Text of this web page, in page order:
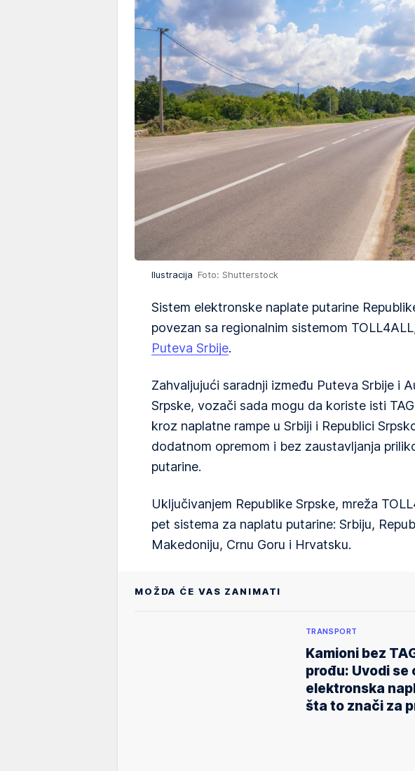
Ilustracija Foto: Shutterstock
Sistem elektronske naplate putarine
povezan sa regionalnim sistemom
Puteva Srbije.
Zahvaljujući saradnji između Puteva Srbije i
Srpske, vozači sada mogu da koriste isti
kroz naplatne rampe u Srbiji i Republici
dodatnom opremom i bez zaustavljanja
putarine.
Uključivanjem Republike Srpske, mreža
pet sistema za naplatu putarine: Srbiju,
Makedoniju, Crnu Goru i Hrvatsku.
MOŽDA ĆE VAS ZANIMATI
TRANSPORT
Kamioni bez
prođu: Uvodi se
elektronska
šta to znači za